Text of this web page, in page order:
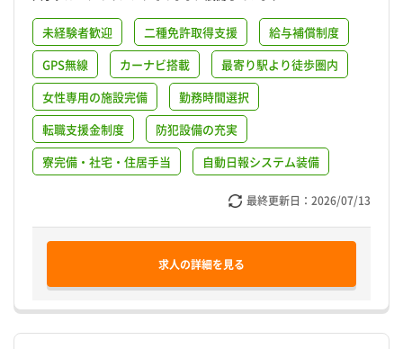
未経験者歓迎 二種免許取得支援
給与補償制度
GPS無線
カーナビ搭載
最寄り駅より徒歩圏内
女性専用の施設完備
勤務時間選択
転職支援金制度
防犯設備の充実
寮完備・社宅・住居手当
自動日報システム装備
最終更新日： 2026/07/13
求人の詳細を見る